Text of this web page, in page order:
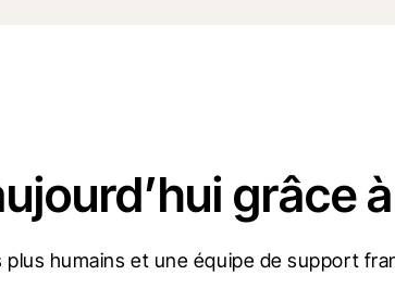
grâce
humains et une équipe de support